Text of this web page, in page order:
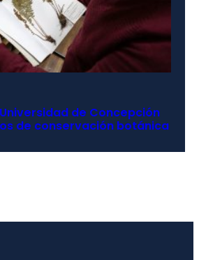
de Concepción
de conservación botánica